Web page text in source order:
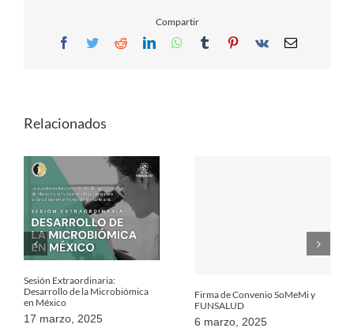
Compartir
Facebook
TwitterRedditLinkedInWhatsApp
TumblrPinterest
Vk Email
Relacionados
Sesión Extraordinaria:
Desarrollo de la Microbiómica
en México
17 marzo, 2025
Firma de Convenio SoMeMi y
FUNSALUD
6 marzo, 2025